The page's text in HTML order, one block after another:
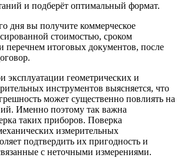
и подберёт оптимальный формат.
дня вы получите коммерческое
стоимостью, сроком
перечнем итоговых документов, после
эксплуатации геометрических и
инструментов выясняется, что
может существенно повлиять на
Именно поэтому так важна
таких приборов. Поверка
измерительных
подтвердить их пригодность и
с неточными измерениями.